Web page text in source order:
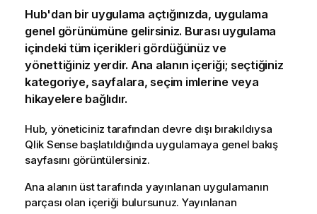
Hub'dan bir uygulama açtığınızda, uygulama
genel görünümüne gelirsiniz. Burası uygulama
içindeki tüm içerikleri gördüğünüz ve
yönettiğiniz yerdir. Ana alanın içeriği; seçtiğiniz
kategoriye, sayfalara, seçim imlerine veya
hikayelere bağlıdır.
Hub, yöneticiniz tarafından devre dışı bırakıldıysa
Qlik Sensebaşlatıldığında uygulamaya genel bakış
sayfasını görüntülersiniz.
Ana alanın üst tarafında yayınlanan uygulamanın
parçası olan içeriği bulursunuz. Yayınlanan